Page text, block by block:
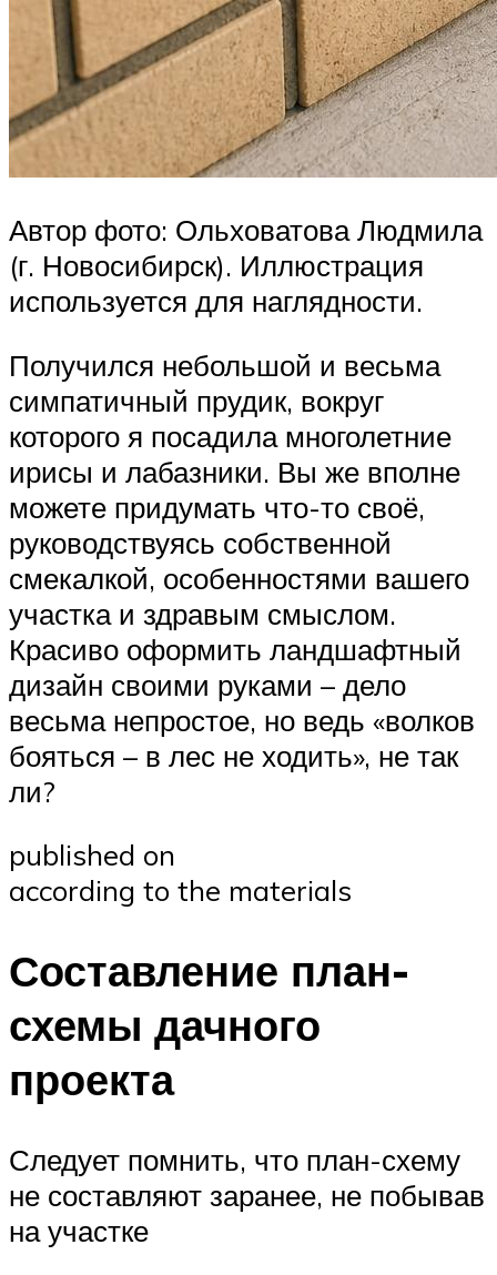
Автор фото: Ольховатова Людмила
(г. Новосибирск). Иллюстрация
используется для наглядности.
Получился небольшой и весьма
симпатичный прудик, вокруг
которого я посадила многолетние
ирисы и лабазники. Вы же вполне
можете придумать что-то своё,
руководствуясь собственной
смекалкой, особенностями вашего
участка и здравым смыслом.
Красиво оформить ландшафтный
дизайн своими руками – дело
весьма непростое, но ведь «волков
бояться – в лес не ходить», не так
ли?
published on
according to the materials
Составление план-
схемы дачного
проекта
Следует помнить, что план-схему
не составляют заранее, не побывав
на участке